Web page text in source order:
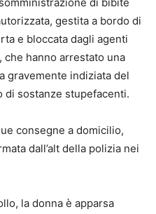
gestita a bordo di
e bloccata dagli agenti
hanno arrestato una
gravemente indiziata del
di sostanze stupefacenti.
consegne a domicilio,
dall’alt della polizia nei
la donna è apparsa